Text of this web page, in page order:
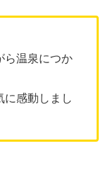
ら温泉につか
に感動しまし